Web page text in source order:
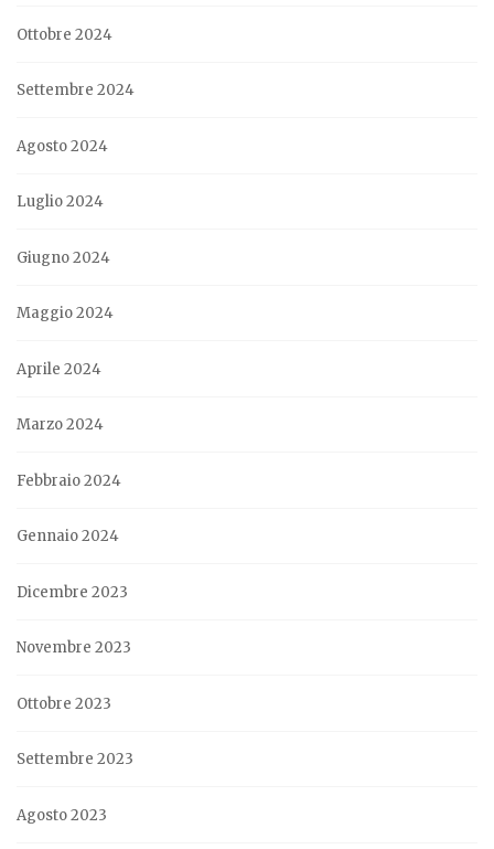
Ottobre 2024
Settembre 2024
Agosto 2024
Luglio 2024
Giugno 2024
Maggio 2024
Aprile 2024
Marzo 2024
Febbraio 2024
Gennaio 2024
Dicembre 2023
Novembre 2023
Ottobre 2023
Settembre 2023
Agosto 2023